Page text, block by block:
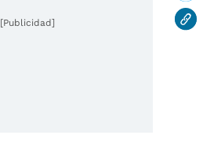
[Publicidad]